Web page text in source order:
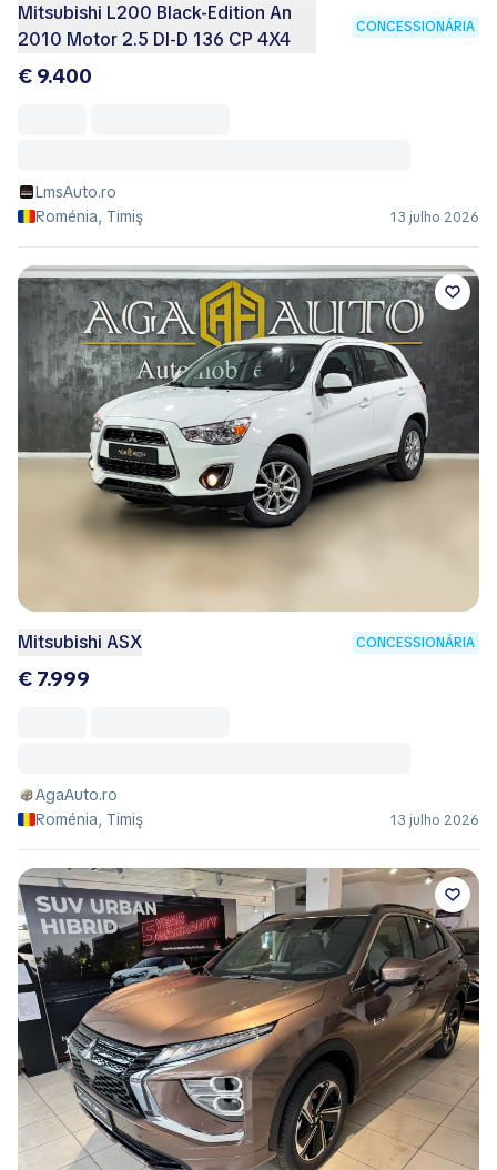
Mitsubishi L200 Black-Edition An
2010 Motor 2.5 DI-D 136 CP 4X4
CONCESSIONÁRIA
€ 9.400
LmsAuto.ro
Roménia, Timiş
13 julho 2026
Mitsubishi ASX CONCESSIONÁRIA
€ 7.999
AgaAuto.ro
Roménia, Timiş
13 julho 2026